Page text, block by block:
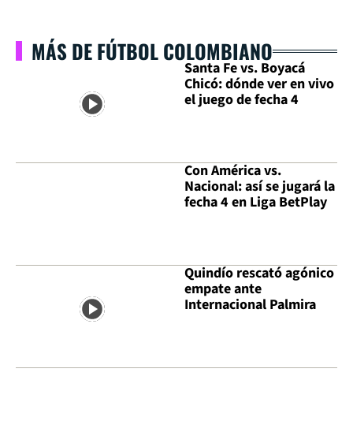
MÁS DE FÚTBOL COLOMBIANO
Santa Fe vs. Boyacá
Chicó: dónde ver en vivo
el juego de fecha 4
Con América vs.
Nacional: así se jugará la
fecha 4 en Liga BetPlay
Quindío rescató agónico
empate ante
Internacional Palmira